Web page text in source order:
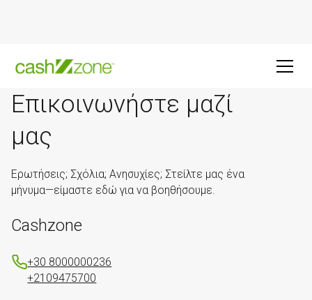
Επικοινωνήστε μαζί
μας
Ερωτήσεις; Σχόλια; Ανησυχίες; Στείλτε μας ένα
μήνυμα—είμαστε εδώ για να βοηθήσουμε.
Cashzone
+30 8000000236
+2109475700